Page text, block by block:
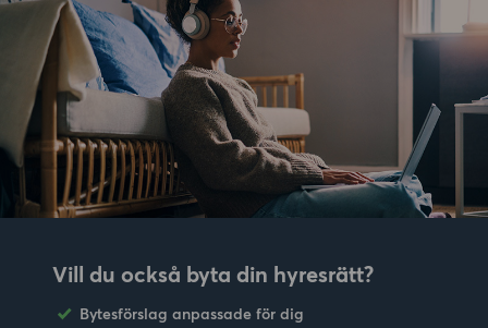
Vill du också byta din hyresrätt?
Bytesförslag anpassade för dig